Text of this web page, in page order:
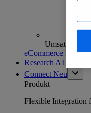
eCommerce
Research AI
Connect Neu
Produkt
Flexible Integration